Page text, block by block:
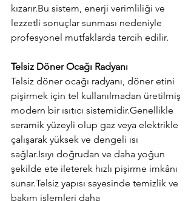
kızarır.Bu sistem, enerji verimliliği ve
lezzetli sonuçlar sunması nedeniyle
profesyonel mutfaklarda tercih edilir.
Telsiz Döner Ocağı Radyanı
Telsiz döner ocağı radyanı, döner etini
pişirmek için tel kullanılmadan üretilmiş
modern bir ısıtıcı sistemidir.Genellikle
seramik yüzeyli olup gaz veya elektrikle
çalışarak yüksek ve dengeli ısı
sağlar.Isıyı doğrudan ve daha yoğun
şekilde ete ileterek hızlı pişirme imkânı
sunar.Telsiz yapısı sayesinde temizlik ve
bakım işlemleri daha